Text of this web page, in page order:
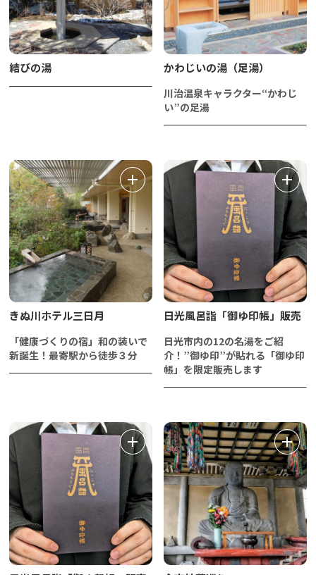
結びの湯 かわじいの湯（足湯）
川治温泉キャラクター“かわじ
い”の足湯
きぬ川ホテル三日月
「健康づくりの宿」和の装いで
新誕生！最寄駅から徒歩３分
日光風呂詣「御ゆ印帳」販売
日光市内の12の名湯をご紹
介！”御ゆ印”が貼れる「御ゆ印
帳」を限定販売します